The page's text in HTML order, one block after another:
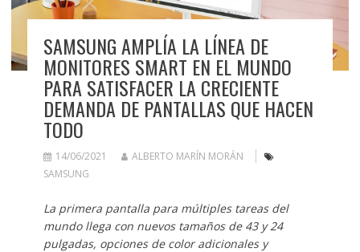
SAMSUNG AMPLÍA LA LÍNEA DE
MONITORES SMART EN EL MUNDO
PARA SATISFACER LA CRECIENTE
DEMANDA DE PANTALLAS QUE HACEN
TODO
14/06/2021
ALBERTO MARÍN MORÁN
SAMSUNG
La primera pantalla para múltiples tareas del
mundo llega con nuevos tamaños de 43 y 24
pulgadas, opciones de color adicionales y